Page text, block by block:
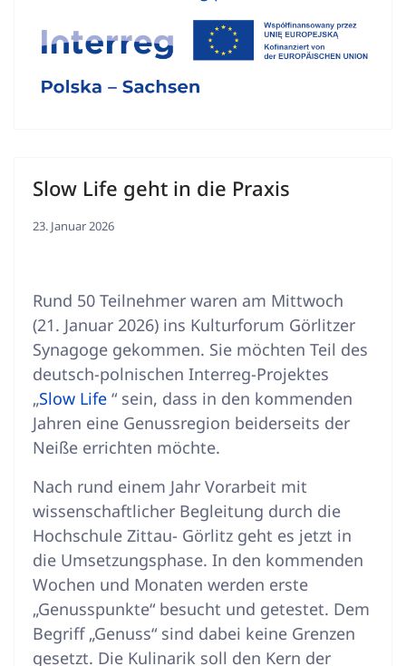
Slow Life geht in die Praxis
23. Januar 2026
Rund 50 Teilnehmer waren am Mittwoch
(21. Januar 2026) ins Kulturforum Görlitzer
Synagoge gekommen. Sie möchten Teil des
deutsch-polnischen Interreg-Projektes
„Slow Life “ sein, dass in den kommenden
Jahren eine Genussregion beiderseits der
Neiße errichten möchte.
Nach rund einem Jahr Vorarbeit mit
wissenschaftlicher Begleitung durch die
Hochschule Zittau- Görlitz geht es jetzt in
die Umsetzungsphase. In den kommenden
Wochen und Monaten werden erste
„Genusspunkte“ besucht und getestet. Dem
Begriff „Genuss“ sind dabei keine Grenzen
gesetzt. Die Kulinarik soll den Kern der